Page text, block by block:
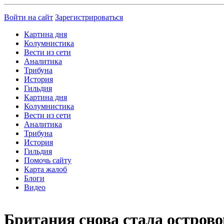
Войти на сайт Зарегистрироваться
Картина дня
Колумнистика
Вести из сети
Аналитика
Трибуна
История
Гильдия
Картина дня
Колумнистика
Вести из сети
Аналитика
Трибуна
История
Гильдия
Помочь сайту
Карта жалоб
Блоги
Видео
Британия снова стала